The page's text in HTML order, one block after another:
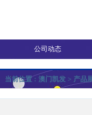
公司动态
当前位置 : 澳门凯发 > 产品